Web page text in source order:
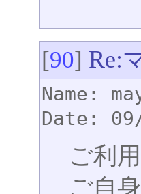
[90] Re:
Name:
Date:
ご利
ご自